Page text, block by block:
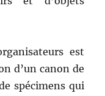
est
d’un canon de
spécimens qui